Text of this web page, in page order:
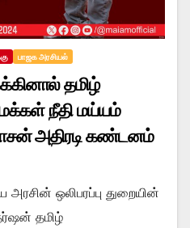
பாஜக அரசியல்
தமிழ்
நீதி மய்யம்
அதிரடி கண்டனம்
ஒலிபரப்பு துறையின்
தமிழ்